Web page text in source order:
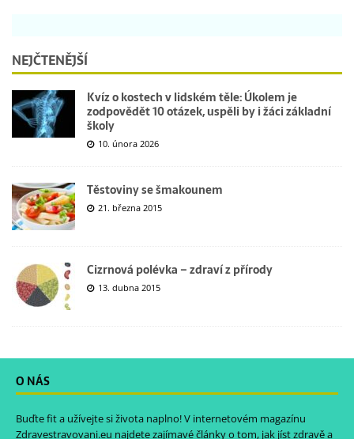
NEJČTENĚJŠÍ
Kvíz o kostech v lidském těle: Úkolem je
zodpovědět 10 otázek, uspěli by i žáci základní
školy
10. února 2026
Těstoviny se šmakounem
21. března 2015
Cizrnová polévka – zdraví z přírody
13. dubna 2015
O NÁS
Buďte fit a užívejte si života naplno! V internetovém magazínu
Zdravestravovani.eu najdete zajímavé články o tom, jak jíst zdravě a